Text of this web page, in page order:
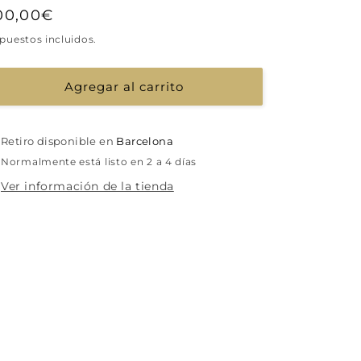
incluidos.
Agregar al carrito
Retiro disponible en Barcelona
Normalmente está listo en 2 a 4 días
Ver información de la tienda